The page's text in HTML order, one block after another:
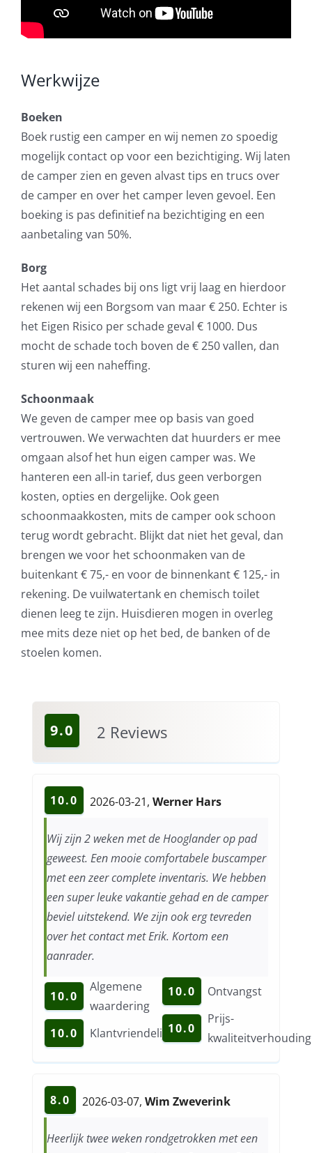
Werkwijze
Boeken
Boek rustig een camper en wij nemen zo spoedig
mogelijk contact op voor een bezichtiging. Wij laten
de camper zien en geven alvast tips en trucs over
de camper en over het camper leven gevoel. Een
boeking is pas definitief na bezichtiging en een
aanbetaling van 50%.
Borg
Het aantal schades bij ons ligt vrij laag en hierdoor
rekenen wij een Borgsom van maar € 250. Echter is
het Eigen Risico per schade geval € 1000. Dus
mocht de schade toch boven de € 250 vallen, dan
sturen wij een naheffing.
Schoonmaak
We geven de camper mee op basis van goed
vertrouwen. We verwachten dat huurders er mee
omgaan alsof het hun eigen camper was. We
hanteren een all-in tarief, dus geen verborgen
kosten, opties en dergelijke. Ook geen
schoonmaakkosten, mits de camper ook schoon
terug wordt gebracht. Blijkt dat niet het geval, dan
brengen we voor het schoonmaken van de
buitenkant € 75,- en voor de binnenkant € 125,- in
rekening. De vuilwatertank en chemisch toilet
dienen leeg te zijn. Huisdieren mogen in overleg
mee mits deze niet op het bed, de banken of de
stoelen komen.
9.0 2 Reviews
10.0 2026-03-21, Werner Hars
Wij zijn 2 weken met de Hooglander op pad
geweest. Een mooie comfortabele buscamper
met een zeer complete inventaris. We hebben
een super leuke vakantie gehad en de camper
beviel uitstekend. We zijn ook erg tevreden
over het contact met Erik. Kortom een
aanrader.
10.0
Algemene
waardering
10.0
Klantvriendelijkheid
10.0 Ontvangst
10.0
Prijs-
kwaliteitverhouding
8.0 2026-03-07, Wim Zweverink
Heerlijk twee weken rondgetrokken met een